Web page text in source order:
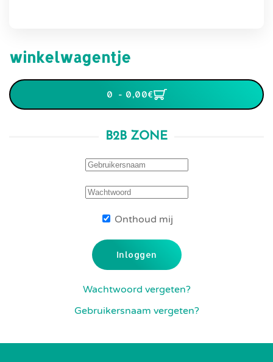
winkelwagentje
0 - 0,00‎€
B2B ZONE
Onthoud mij
Inloggen
Wachtwoord vergeten?
Gebruikersnaam vergeten?